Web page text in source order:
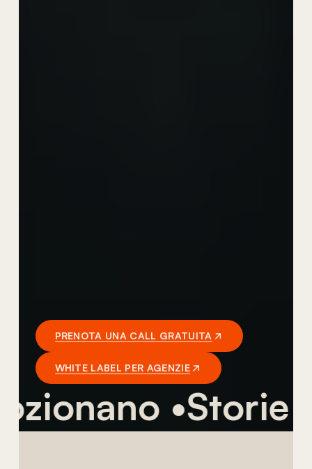
PRENOTA UNA CALL GRATUITA
WHITE LABEL PER AGENZIE
•Storie